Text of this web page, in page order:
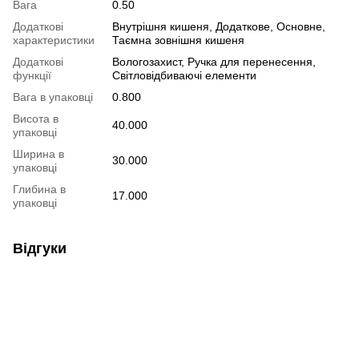
Вага
0.50
Додаткові
характеристики
Внутрішня кишеня, Додаткове, Основне,
Таємна зовнішня кишеня
Додаткові
функції
Вологозахист, Ручка для перенесення,
Світловідбиваючі елементи
Вага в упаковці
0.800
Висота в
упаковці
40.000
Ширина в
упаковці
30.000
Глибина в
упаковці
17.000
Відгуки